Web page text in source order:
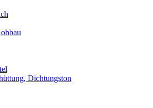
Dichtungston